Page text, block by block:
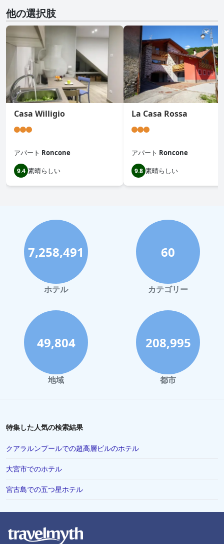
他の選択肢
Casa Willigio
アパート Roncone
9.4 素晴らしい
La Casa Rossa
アパート Roncone
9.8 素晴らしい
7,258,491
ホテル
60
カテゴリー
49,804
地域
208,995
都市
特集した人気の検索結果
クアラルンプールでの超高層ビルのホテル
大宮市でのホテル
宮古島での五つ星ホテル